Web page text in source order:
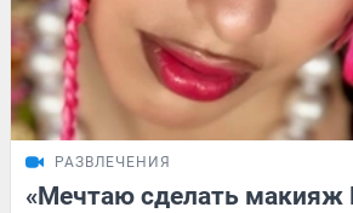
РАЗВЛЕЧЕНИЯ
«Мечтаю сделать макияж